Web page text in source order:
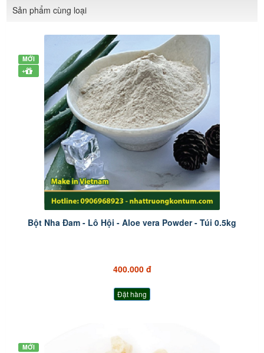
Sản phẩm cùng loại
MỚI
+
Bột Nha Đam - Lô Hội - Aloe vera Powder - Túi 0.5kg
400.000 đ
Đặt hàng
MỚI